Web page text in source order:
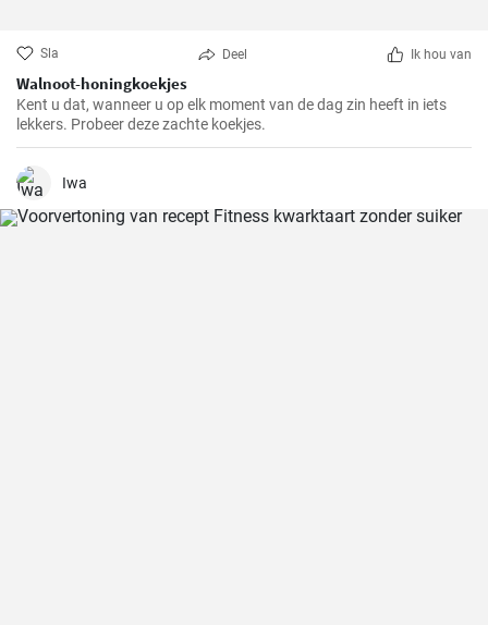
Sla Deel Ik hou van
Walnoot-honingkoekjes
Kent u dat, wanneer u op elk moment van de dag zin heeft in iets
lekkers. Probeer deze zachte koekjes.
Iwa